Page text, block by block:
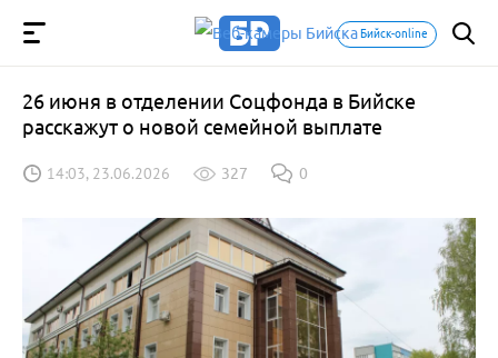
Бийск-online
26 июня в отделении Соцфонда в Бийске
расскажут о новой семейной выплате
14:03, 23.06.2026 327 0